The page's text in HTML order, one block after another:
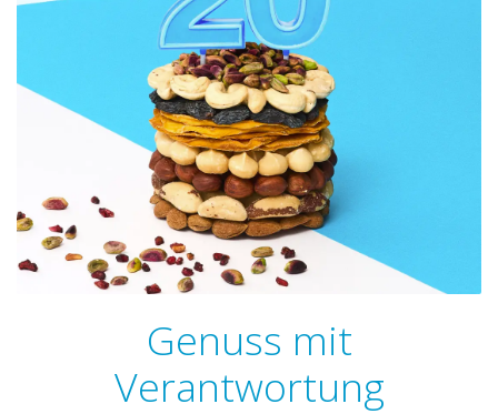
Genuss mit
Verantwortung